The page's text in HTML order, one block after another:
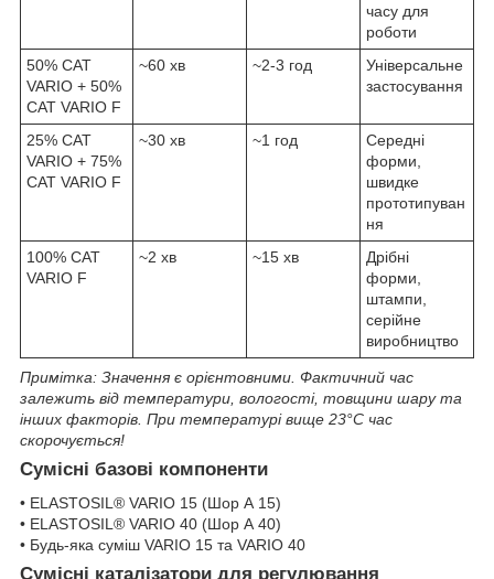
часу для
роботи
50% CAT
VARIO + 50%
CAT VARIO F
~60 хв ~2-3 год
Універсальне
застосування
25% CAT
VARIO + 75%
CAT VARIO F
~30 хв ~1 год
Середні
форми,
швидке
прототипуван
ня
100% CAT
VARIO F
~2 хв ~15 хв
Дрібні
форми,
штампи,
серійне
виробництво
Примітка: Значення є орієнтовними. Фактичний час
залежить від температури, вологості, товщини шару та
інших факторів. При температурі вище 23°C час
скорочується!
Сумісні базові компоненти
• ELASTOSIL® VARIO 15 (Шор А 15)
• ELASTOSIL® VARIO 40 (Шор А 40)
• Будь-яка суміш VARIO 15 та VARIO 40
Сумісні каталізатори для регулювання